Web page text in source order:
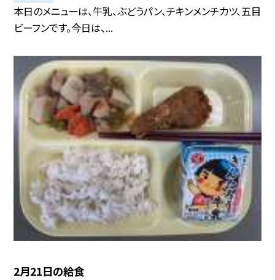
本日のメニューは、牛乳、ぶどうパン、チキンメンチカツ、五目
ビーフンです。今日は、...
2月21日の給食